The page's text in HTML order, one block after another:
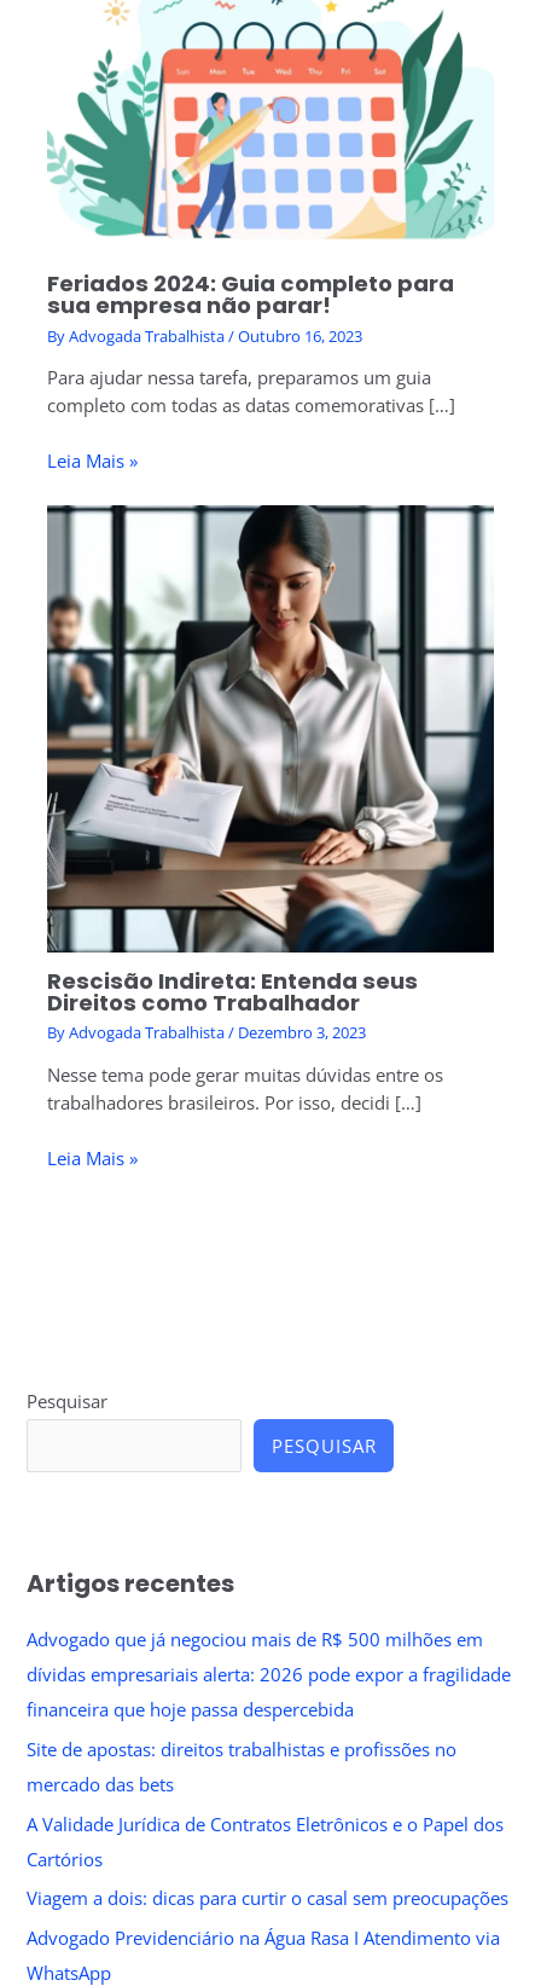
Feriados 2024: Guia completo para
sua empresa não parar!
ByAdvogada Trabalhista/Outubro 16, 2023
Para ajudar nessa tarefa, preparamos um guia
completo com todas as datas comemorativas […]
Leia Mais »
Rescisão Indireta: Entenda seus
Direitos como Trabalhador
ByAdvogada Trabalhista/ Dezembro 3, 2023
Nesse tema pode gerar muitas dúvidas entre os
trabalhadores brasileiros. Por isso, decidi […]
Leia Mais »
Pesquisar
PESQUISAR
Artigos recentes
Advogado que já negociou mais de R$ 500 milhões em
dívidas empresariais alerta: 2026 pode expor a fragilidade
financeira que hoje passa despercebida
Site de apostas: direitos trabalhistas e profissões no
mercado das bets
A Validade Jurídica de Contratos Eletrônicos e o Papel dos
Cartórios
Viagem a dois: dicas para curtir o casal sem preocupações
Advogado Previdenciário na Água Rasa I Atendimento via
WhatsApp